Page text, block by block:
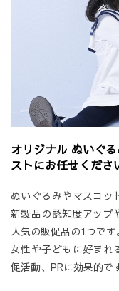
オリジナル ぬいぐ
ストにお任せくださ
ぬいぐるみやマスコッ
新製品の認知度アップ
人気の販促品の1つです。
女性や子どもに好まれ
促活動、PRに効果的で